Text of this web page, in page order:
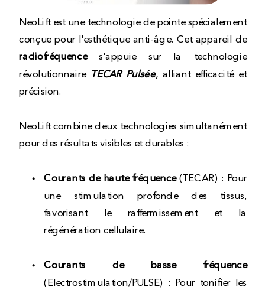
NeoLift est une technologie de pointe spécialement
conçue pour l'esthétique anti-âge. Cet appareil de
radiofréquences'appuie sur la technologie
révolutionnaire
TECAR Pulsée, alliant efficacité et
précision.
NeoLift combine deux technologies simultanément
pour des résultats visibles et durables :
Courants de haute fréquence(TECAR) : Pour
une stimulation profonde des tissus,
favorisant le raffermissement et la
régénération cellulaire.
Courants de basse fréquence
(Electrostimulation/PULSE) : Pour tonifier les